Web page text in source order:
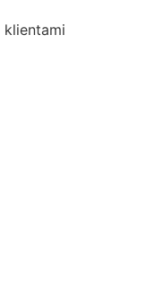
klientami